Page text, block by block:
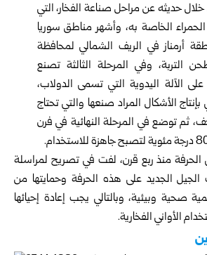
حديثه عن مراحل صناعة الفخار، التي
الحمراء الخاصة به، وأشهر مناطق سوريا
أرمناز في الريف الشمالي لمحافظة
التربة، وفي المرحلة الثالثة تصنع
الآلة اليدوية التي تسمى الدولاب،
الأشكال المراد صنعها والتي تحتاج
لتجف، ثم توضع في المرحلة النهائية في فرن
منذ ربع قرن، لفت في تصريح لمراسلة
الجيل الجديد على هذه الحرفة وحمايتها من
صحية وبيئية، وبالتالي يجب إعادة إحيائها
الأواني الفخارية.